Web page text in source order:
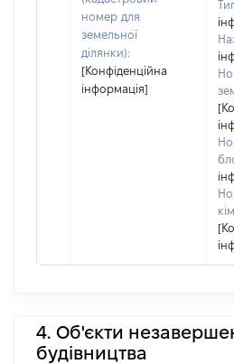
номер для
земельної
ділянки):
[Конфіденційна
інформація]
4. Об'єкти
будівництва